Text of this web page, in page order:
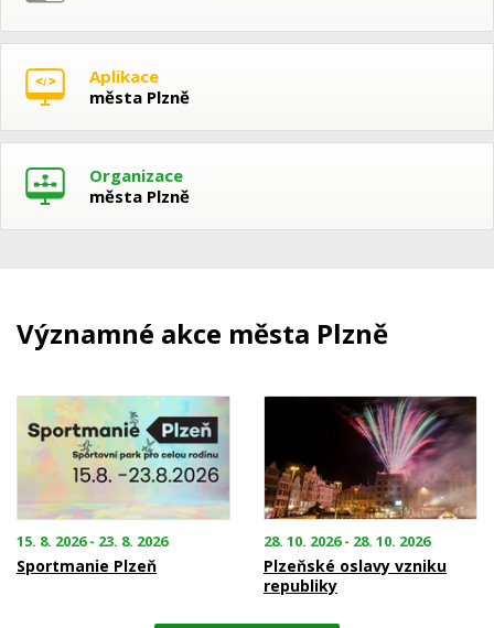
Aplikace
města Plzně
Organizace
města Plzně
Významné akce města Plzně
15. 8. 2026 - 23. 8. 2026
Sportmanie Plzeň
28. 10. 2026 - 28. 10. 2026
Plzeňské oslavy vzniku
republiky